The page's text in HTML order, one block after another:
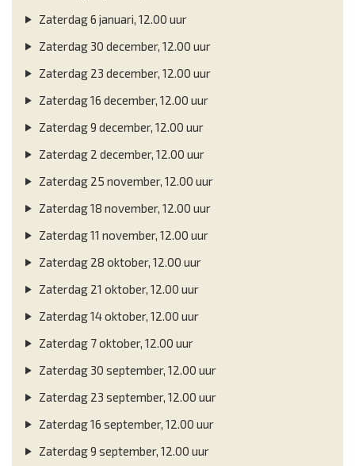
Zaterdag 6 januari, 12.00 uur
Zaterdag 30 december, 12.00 uur
Zaterdag 23 december, 12.00 uur
Zaterdag 16 december, 12.00 uur
Zaterdag 9 december, 12.00 uur
Zaterdag 2 december, 12.00 uur
Zaterdag 25 november, 12.00 uur
Zaterdag 18 november, 12.00 uur
Zaterdag 11 november, 12.00 uur
Zaterdag 28 oktober, 12.00 uur
Zaterdag 21 oktober, 12.00 uur
Zaterdag 14 oktober, 12.00 uur
Zaterdag 7 oktober, 12.00 uur
Zaterdag 30 september, 12.00 uur
Zaterdag 23 september, 12.00 uur
Zaterdag 16 september, 12.00 uur
Zaterdag 9 september, 12.00 uur